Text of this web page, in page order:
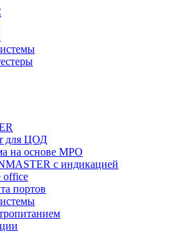
для ЦОД
на основе MPO
с индикацией
office
портов